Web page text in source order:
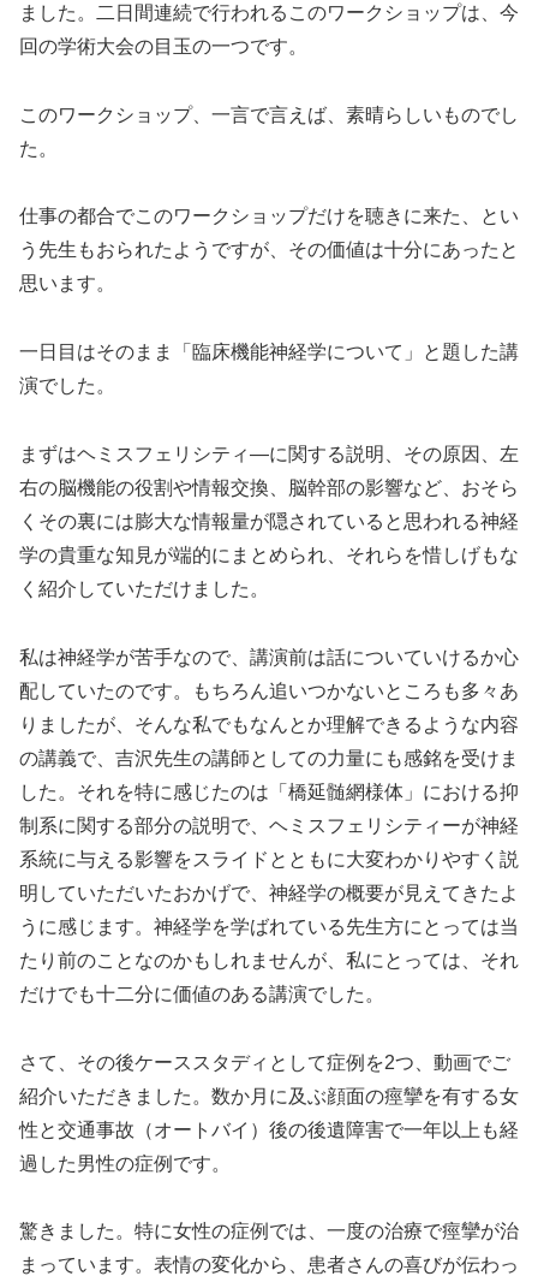
ました。二日間連続で行われるこのワークショップは、今
回の学術大会の目玉の一つです。
このワークショップ、一言で言えば、素晴らしいものでし
た。
仕事の都合でこのワークショップだけを聴きに来た、とい
う先生もおられたようですが、その価値は十分にあったと
思います。
一日目はそのまま「臨床機能神経学について」と題した講
演でした。
まずはヘミスフェリシティ―に関する説明、その原因、左
右の脳機能の役割や情報交換、脳幹部の影響など、おそら
くその裏には膨大な情報量が隠されていると思われる神経
学の貴重な知見が端的にまとめられ、それらを惜しげもな
く紹介していただけました。
私は神経学が苦手なので、講演前は話についていけるか心
配していたのです。もちろん追いつかないところも多々あ
りましたが、そんな私でもなんとか理解できるような内容
の講義で、吉沢先生の講師としての力量にも感銘を受けま
した。それを特に感じたのは「橋延髄網様体」における抑
制系に関する部分の説明で、ヘミスフェリシティーが神経
系統に与える影響をスライドとともに大変わかりやすく説
明していただいたおかげで、神経学の概要が見えてきたよ
うに感じます。神経学を学ばれている先生方にとっては当
たり前のことなのかもしれませんが、私にとっては、それ
だけでも十二分に価値のある講演でした。
さて、その後ケーススタディとして症例を2つ、動画でご
紹介いただきました。数か月に及ぶ顔面の痙攣を有する女
性と交通事故（オートバイ）後の後遺障害で一年以上も経
過した男性の症例です。
驚きました。特に女性の症例では、一度の治療で痙攣が治
まっています。表情の変化から、患者さんの喜びが伝わっ